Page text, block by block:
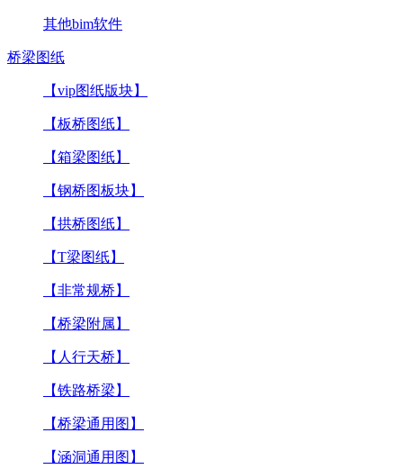
其他bim软件
桥梁图纸
【vip图纸版块】
【板桥图纸】
【箱梁图纸】
【钢桥图板块】
【拱桥图纸】
【T梁图纸】
【非常规桥】
【桥梁附属】
【人行天桥】
【铁路桥梁】
【桥梁通用图】
【涵洞通用图】